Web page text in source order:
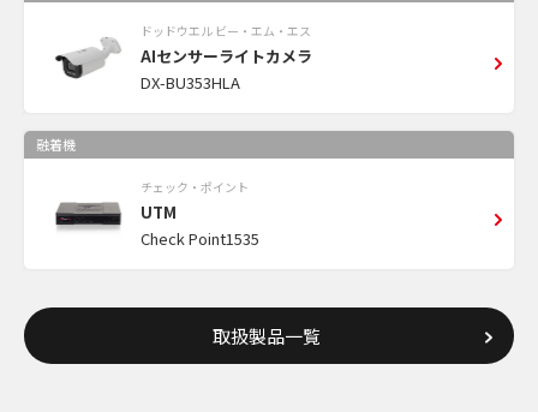
ドッドウエル ビー・エム・エス
AIセンサーライトカメラ
DX-BU353HLA
融着機
チェック・ポイント
UTM
Check Point1535
取扱製品一覧